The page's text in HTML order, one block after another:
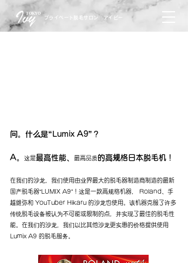
TOKYO
プライベート脱毛サロン アイビー
问。什么是“Lumix A9”？
A。 这是最高性能、 最高品质的高规格日本脱毛机 ！
在我们的沙龙，我们使用由业界最大的脱毛器制造商制造的最新
国产脱毛器“LUMIX A9”！这是一款高规格机器， Roland、手
越雄弥和 YouTuber Hikaru 的沙龙也使用。该机器克服了许多
传统脱毛设备被认为不可能或限制的点，并实现了最佳的脱毛性
能。在我们的沙龙，我们以比其他沙龙更实惠的价格提供使用
Lumix A9 的脱毛服务。